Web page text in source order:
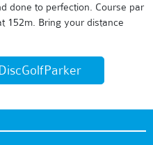
done to perfection. Course par
152m. Bring your distance